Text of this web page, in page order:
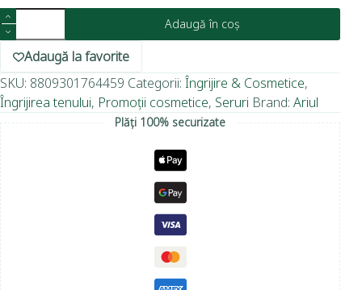
Adaugă în coș
Adaugă la favorite
SKU: 8809301764459 Categorii: Îngrijire & Cosmetice,
Îngrijirea tenului, Promoții cosmetice, Seruri Brand: Ariul
Plăți 100% securizate